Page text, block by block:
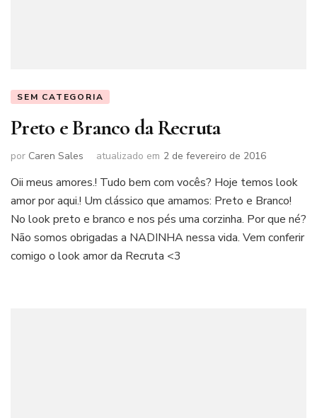
SEM CATEGORIA
Preto e Branco da Recruta
por Caren Sales atualizado em 2 de fevereiro de 2016
Oii meus amores.! Tudo bem com vocês? Hoje temos look
amor por aqui.! Um clássico que amamos: Preto e Branco!
No look preto e branco e nos pés uma corzinha. Por que né?
Não somos obrigadas a NADINHA nessa vida. Vem conferir
comigo o look amor da Recruta <3